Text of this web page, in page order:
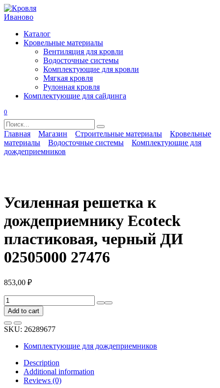
Перейти
к
Каталог
Кровельные материалы
Вентиляция для кровли
Водосточные системы
Комплектующие для кровли
Мягкая кровля
Рулонная кровля
Комплектующие для сайдинга
0
Search
for:
Главная Магазин Строительные материалы
Кровельные
материалы
Водосточные системы
Комплектующие для
дождеприемников
Усиленная решетка к
дождеприемнику Ecoteck
пластиковая, черный ДИ
02505000 27476
853,00 ₽
Усиленная
решетка
к
дождеприемнику
Ecoteck
пластиковая,
черный
02505000
27476
Add to cart
SKU: 26289677
Комплектующие для дождеприемников
Description
Additional information
Reviews (0)